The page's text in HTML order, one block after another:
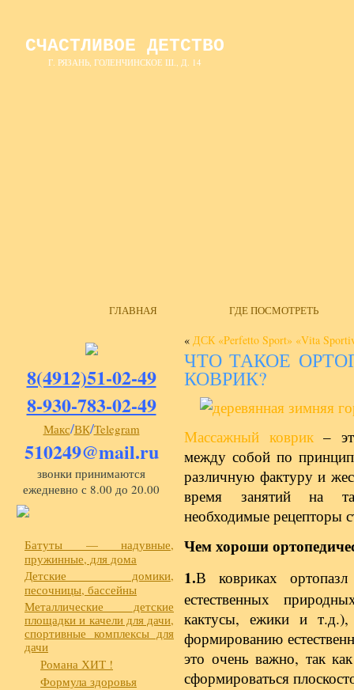
СЧАСТЛИВОЕ ДЕТСТВО
Г. РЯЗАНЬ, ГОЛЕНЧИНСКОЕ Ш., Д. 14
ГЛАВНАЯ ГДЕ ПОСМОТРЕТЬ
8(4912)51-02-49
8-930-783-02-49
Макс/ВК/Telegram
510249@mail.ru
звонки принимаются
ежедневно с 8.00 до 20.00
Батуты — надувные,
пружинные, для дома
Детские домики,
песочницы, бассейны
Металлические детские
площадки и качели для дачи,
спортивные комплексы для
дачи
Романа ХИТ !
Формула здоровья
« ДСК «Perfetto Sport» «Vita
ЧТО ТАКОЕ
КОВРИК?
Массажный коврик–
между собой по
различную фактуру и
время занятий на
необходимые рецепторы
Чем хороши
1.В ковриках ортопазл
естественных
кактусы, ежики и
формированию
это очень важно, так
сформироваться